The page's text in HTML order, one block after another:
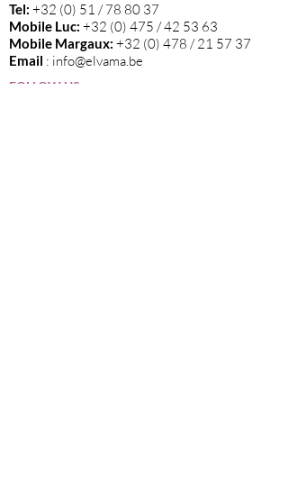
Tel: +32 (0) 51 / 78 80 37
Mobile Luc: +32 (0) 475 / 42 53 63
Mobile Margaux: +32 (0) 478 / 21 57 37
Email : info@elvama.be
FOLLOW US